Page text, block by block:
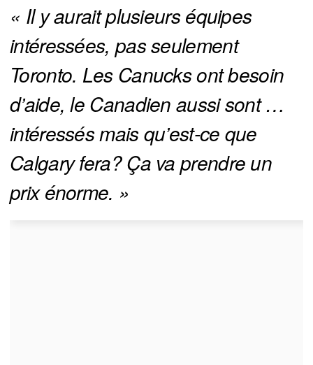
« Il y aurait plusieurs équipes
intéressées, pas seulement
Toronto. Les Canucks ont besoin
d’aide, le Canadien aussi sont …
intéressés mais qu’est-ce que
Calgary fera? Ça va prendre un
prix énorme. »